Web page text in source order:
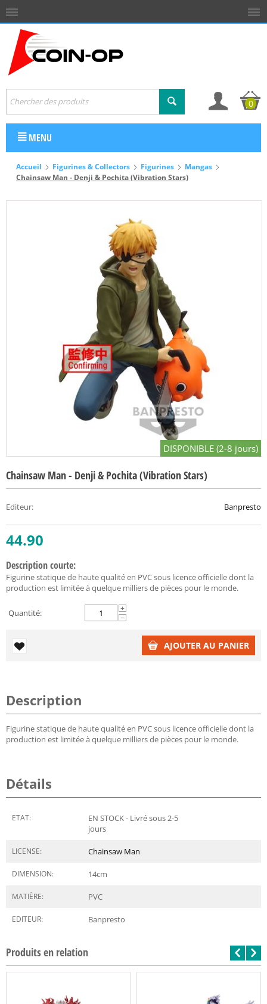
0
MENU
Accueil Figurines & Collectors Figurines
Mangas
Chainsaw Man - Denji & Pochita (Vibration Stars)
DISPONIBLE (2-8 jours)
Chainsaw Man - Denji & Pochita (Vibration Stars)
Editeur: Banpresto
44.90
Description courte:
Figurine statique de haute qualité en PVC sous licence officielle dont la
production est limitée à quelque milliers de pièces pour le monde.
Quantité:
+
−
AJOUTER AU PANIER
Description
Figurine statique de haute qualité en PVC sous licence officielle dont la
production est limitée à quelque milliers de pièces pour le monde.
Détails
ETAT:
EN STOCK - Livré sous 2-5
jours
LICENSE: Chainsaw Man
DIMENSION: 14cm
MATIÈRE: PVC
EDITEUR: Banpresto
Produits en relation